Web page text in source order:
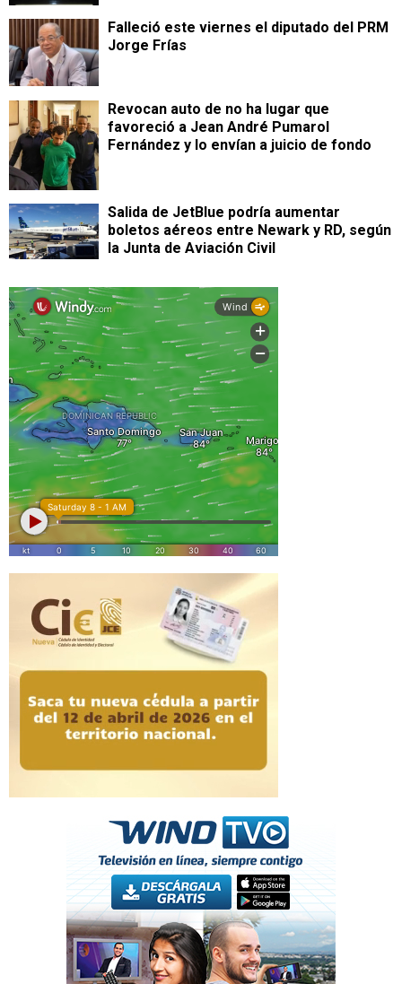
Falleció este viernes el diputado del PRM
Jorge Frías
Revocan auto de no ha lugar que
favoreció a Jean André Pumarol
Fernández y lo envían a juicio de fondo
Salida de JetBlue podría aumentar
boletos aéreos entre Newark y RD, según
la Junta de Aviación Civil